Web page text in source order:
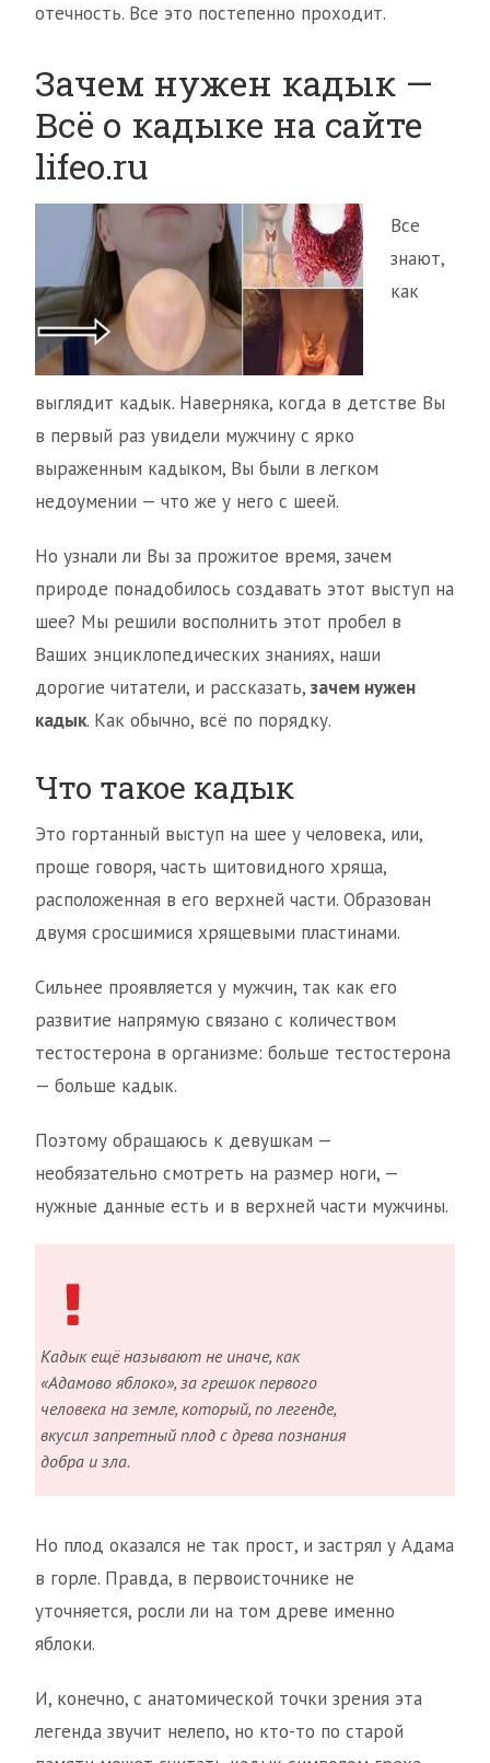
отечность. Все это постепенно проходит.
Зачем нужен кадык —
Всё о кадыке на сайте
lifeo.ru
Все
знают,
как
выглядит кадык. Наверняка, когда в детстве Вы
в первый раз увидели мужчину с ярко
выраженным кадыком, Вы были в легком
недоумении — что же у него с шеей.
Но узнали ли Вы за прожитое время, зачем
природе понадобилось создавать этот выступ на
шее? Мы решили восполнить этот пробел в
Ваших энциклопедических знаниях, наши
дорогие читатели, и рассказать, зачем нужен
кадык. Как обычно, всё по порядку.
Что такое кадык
Это гортанный выступ на шее у человека, или,
проще говоря, часть щитовидного хряща,
расположенная в его верхней части. Образован
двумя сросшимися хрящевыми пластинами.
Сильнее проявляется у мужчин, так как его
развитие напрямую связано с количеством
тестостерона в организме: больше тестостерона
— больше кадык.
Поэтому обращаюсь к девушкам —
необязательно смотреть на размер ноги, —
нужные данные есть и в верхней части мужчины.
Кадык ещё называют не иначе, как
«Адамово яблоко», за грешок первого
человека на земле, который, по легенде,
вкусил запретный плод с древа познания
добра и зла.
Но плод оказался не так прост, и застрял у Адама
в горле. Правда, в первоисточнике не
уточняется, росли ли на том древе именно
яблоки.
И, конечно, с анатомической точки зрения эта
легенда звучит нелепо, но кто-то по старой